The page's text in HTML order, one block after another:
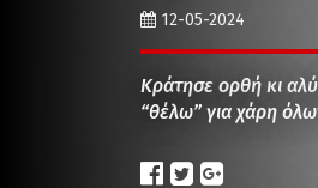
12-05-2024
Κράτησε ορθή κι
“θέλω” για χάρη